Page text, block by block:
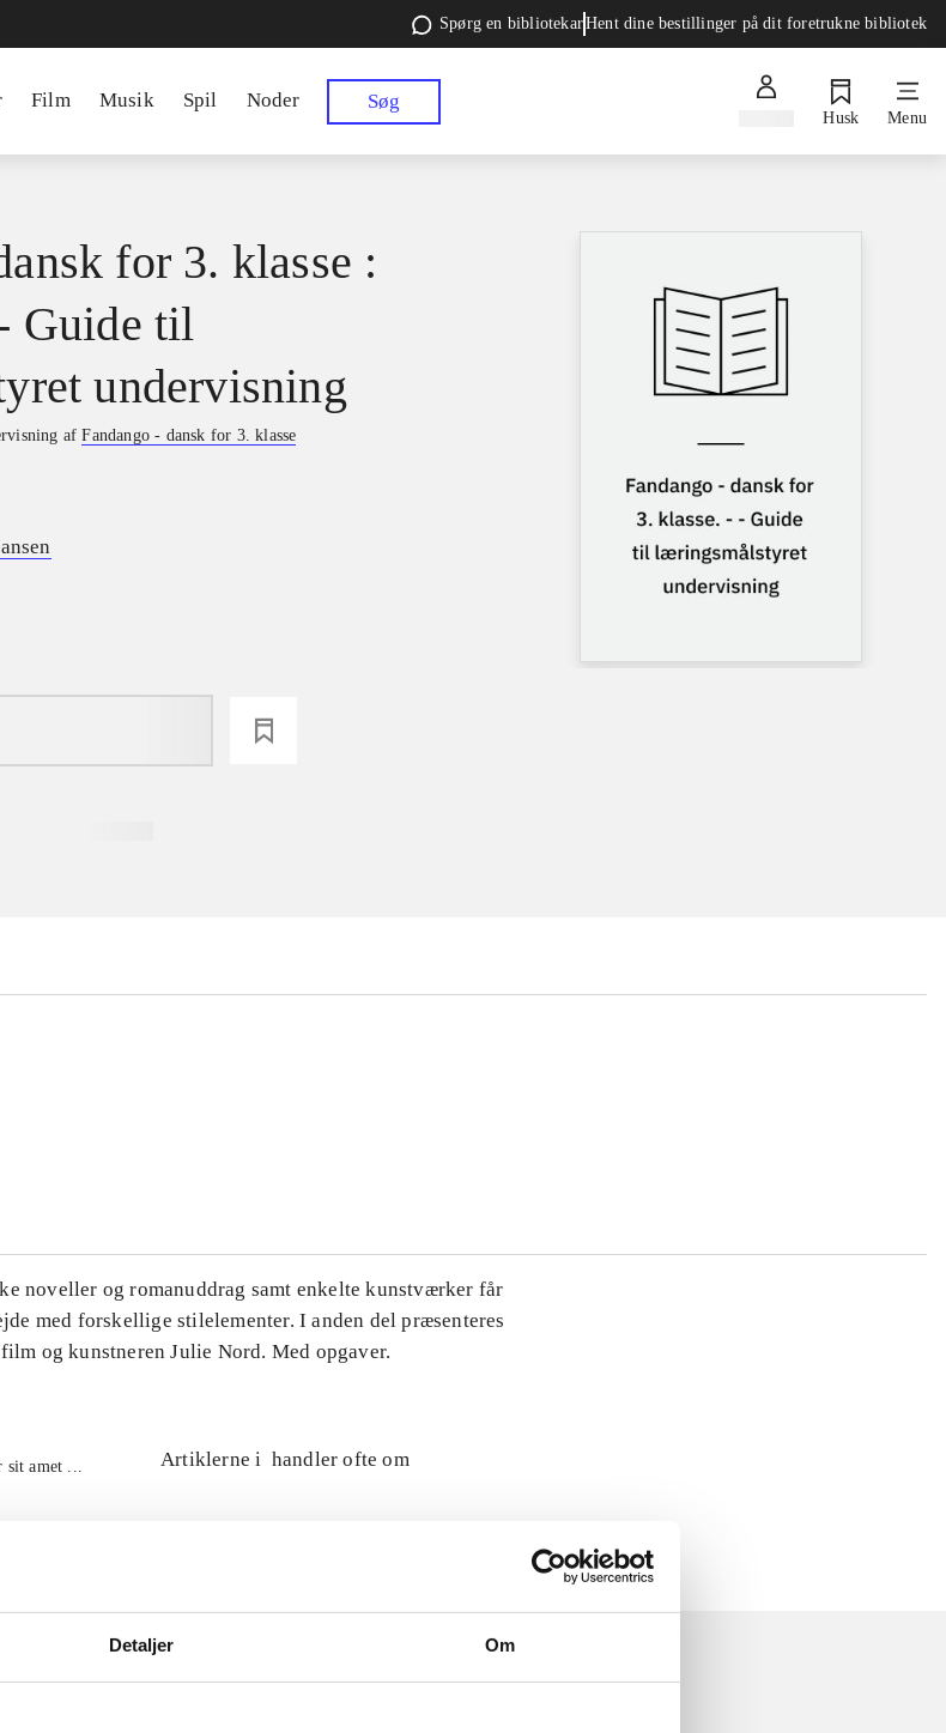
Detaljer Om
Spørg en bibliotekarHent dine bestillinger på dit foretrukne bibliotek
Film Musik Spil Noder Søg
Husk Menu
for 3. klasse :
Guide til
undervisning
afFandango - dansk for 3. klasse
noveller og romanuddrag samt enkelte kunstværker får
med forskellige stilelementer. I anden del præsenteres
og kunstneren Julie Nord. Med opgaver.
sit amet ...
Artiklerne i handler ofte om